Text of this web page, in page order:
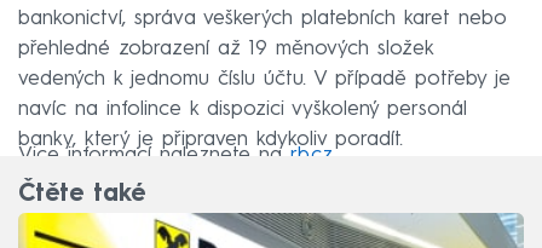
bankonictví, správa veškerých platebních karet nebo
přehledné zobrazení až 19 měnových složek
vedených k jednomu číslu účtu. V případě potřeby je
navíc na infolince k dispozici vyškolený personál
banky, který je připraven kdykoliv poradít.
Vice informací naleznete na rb.cz.
Čtěte také